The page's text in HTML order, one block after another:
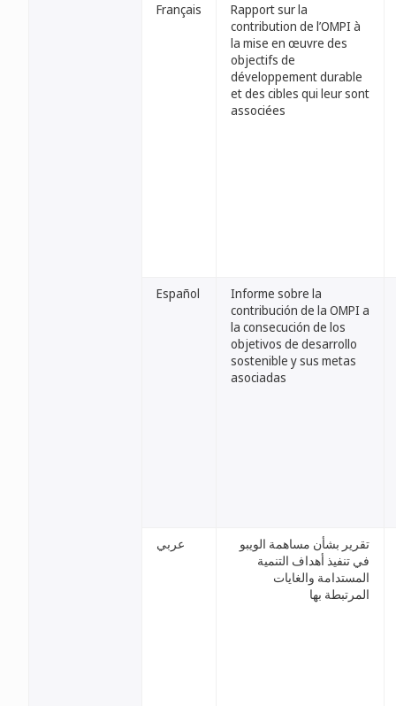
Français
Rapport sur la
contribution de l’OMPI à
la mise en œuvre des
objectifs de
développement durable
et des cibles qui leur sont
associées
Español
Informe sobre la
contribución de la OMPI a
la consecución de los
objetivos de desarrollo
sostenible y sus metas
asociadas
عربي
تقرير بشأن مساهمة الويبو
في تنفيذ أهداف التنمية
المستدامة والغايات
المرتبطة بها